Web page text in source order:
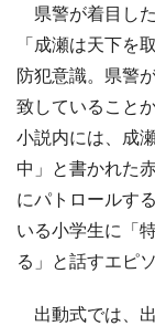
県警が着目し
「成瀬は天下を
防犯意識。県警
致していること
小説内には、成
中」と書かれた
にパトロールす
いる小学生に「
る」と話すエピ
出動式では、